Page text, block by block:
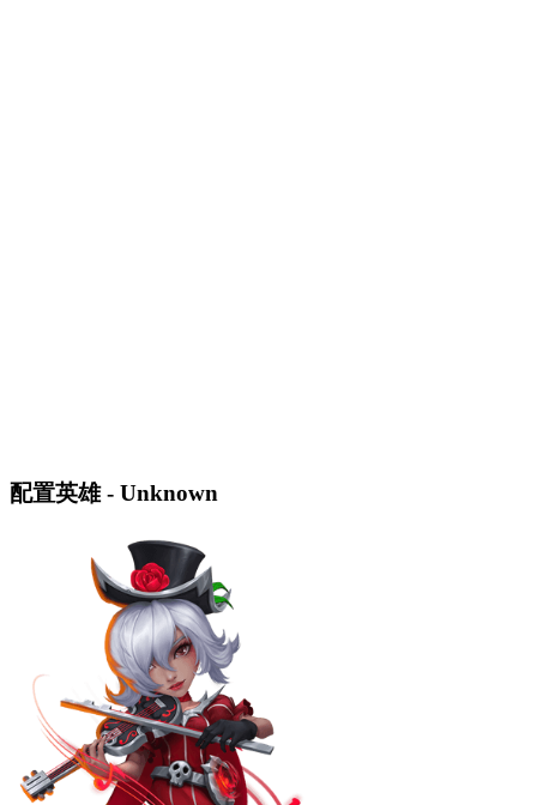
配置英雄 - Unknown